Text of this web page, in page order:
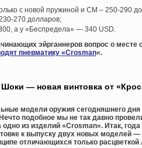
с новой пружиной и СМ – 250-290
270 долларов;
а у «Беспредела» — 340 USD.
эйрганнеров вопрос о месте
пневматику «Crosman«.
— новая винтовка от
модели оружия сегодняшнего
подобное мы не так давно
из изделий «Crosman». Итак,
к выпуску двух новых моделей
отличающихся только расцветкой